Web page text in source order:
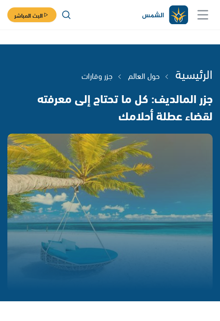
البث المباشر
الرئيسية حول العالم جزر وقارات
جزر المالديف: كل ما تحتاج إلى معرفته
لقضاء عطلة أحلامك